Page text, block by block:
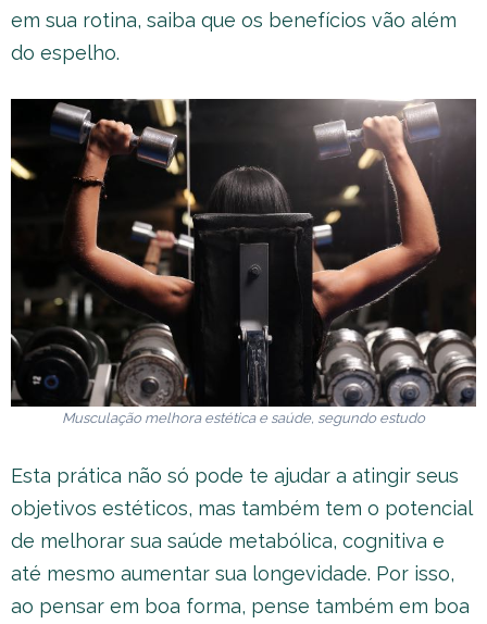
em sua rotina, saiba que os benefícios vão além
do espelho.
Musculação melhora estética e saúde, segundo estudo
Esta prática não só pode te ajudar a atingir seus
objetivos estéticos, mas também tem o potencial
de melhorar sua saúde metabólica, cognitiva e
até mesmo aumentar sua longevidade. Por isso,
ao pensar em boa forma, pense também em boa